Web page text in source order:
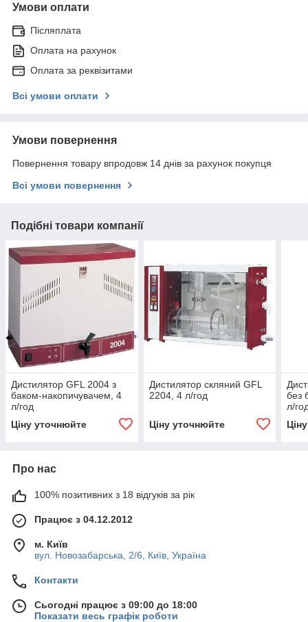
Умови оплати
Післяплата
Оплата на рахунок
Оплата за реквізитами
Всі умови оплати
Умови повернення
Повернення товару впродовж 14 днів за рахунок покупця
Всі умови повернення
Подібні товари компанії
Дистилятор GFL 2004 з
баком-накопичувачем, 4
л/год
Ціну уточнюйте
Дистилятор скляний GFL
2204, 4 л/год
Ціну уточнюйте
без
л/
Про нас
100% позитивних з 18 відгуків за рік
Працює з 04.12.2012
м. Київ
вул. Новозабарська, 2/6, Київ, Україна
Контакти
Сьогодні працює з 09:00 до 18:00
Показати весь графік роботи